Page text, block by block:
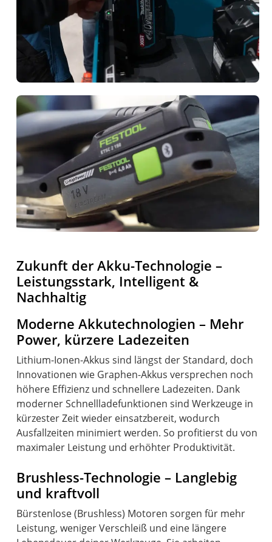
Zukunft der Akku-Technologie –
Leistungsstark, Intelligent &
Nachhaltig
Moderne Akkutechnologien – Mehr
Power, kürzere Ladezeiten
Lithium-Ionen-Akkus sind längst der Standard, doch
Innovationen wie Graphen-Akkus versprechen noch
höhere Effizienz und schnellere Ladezeiten. Dank
moderner Schnellladefunktionen sind Werkzeuge in
kürzester Zeit wieder einsatzbereit, wodurch
Ausfallzeiten minimiert werden. So profitierst du von
maximaler Leistung und erhöhter Produktivität.
Brushless-Technologie – Langlebig
und kraftvoll
Bürstenlose (Brushless) Motoren sorgen für mehr
Leistung, weniger Verschleiß und eine längere